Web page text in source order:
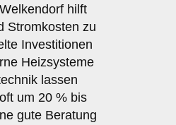
hilft
Stromkosten zu
Investitionen
Heizsysteme
lassen
um 20 % bis
gute Beratung